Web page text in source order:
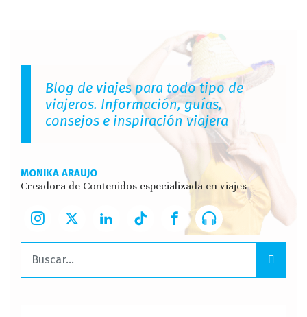
Blog de viajes para todo tipo de
viajeros. Información, guías,
consejos e inspiración viajera
MONIKA ARAUJO
Creadora de Contenidos especializada en viajes
Buscar: